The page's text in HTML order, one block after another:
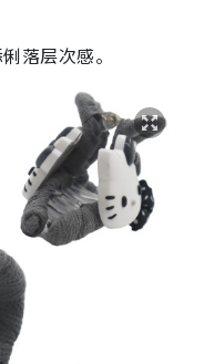
落层次感。